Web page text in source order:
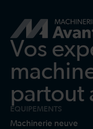
Vos
partout
ÉQUIPEMENTS
Machinerie neuve